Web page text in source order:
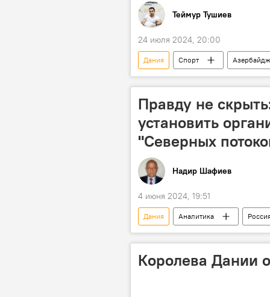
Теймур Тушиев
24 июля 2024, 20:00
Дания Спорт
Республиканский стадион им.
Правду не
установить
"Северных
Надир Шафиев
4 июня 2024, 19:51
Дания Аналитика
Расследование
Запад
Политика
Королева Дании